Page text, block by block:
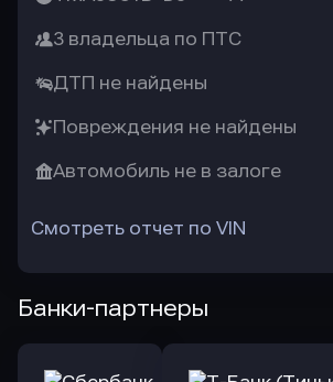
3 владельца по ПТС
ДТП не найдены
Повреждения не найдены
Автомобиль не в залоге
Смотреть отчет по VIN
Банки-партнеры